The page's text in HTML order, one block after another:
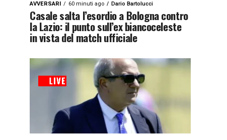
AVVERSARI 60 minuti ago Dario Bartolucci
Casale salta l’esordio a Bologna contro
la Lazio: il punto sull’ex biancoceleste
in vista del match ufficiale